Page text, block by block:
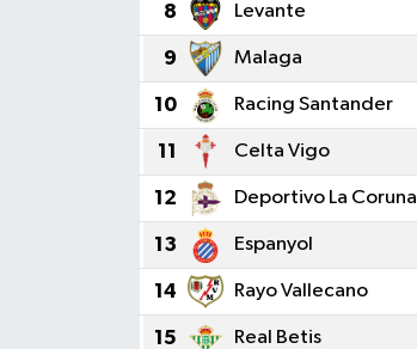
8 Levante
9 Malaga
10 Racing Santander
11 Celta Vigo
12 Deportivo La Coruna
13 Espanyol
14 Rayo Vallecano
15 Real Betis